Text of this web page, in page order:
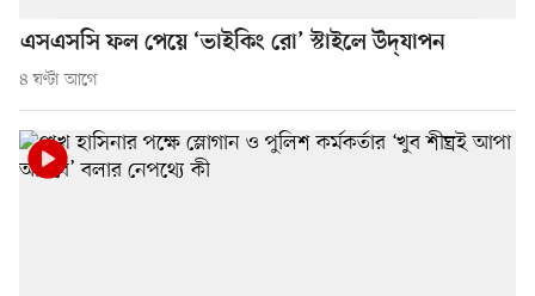
এসএসসি ফল পেয়ে ‘ভাইকিং রো’ স্টাইলে উদ্‌যাপন
৪ ঘণ্টা আগে